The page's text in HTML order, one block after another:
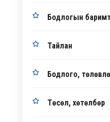
Бодлогын
Тайлан
Бодлого,
Төсөл, хөтөлбөр